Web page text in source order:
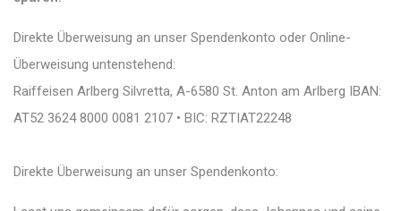
Direkte Überweisung an unser Spendenkonto oder Online-
Überweisung untenstehend:
Raiffeisen Arlberg Silvretta, A-6580 St. Anton am Arlberg IBAN:
AT52 3624 8000 0081 2107 • BIC: RZTIAT22248
Direkte Überweisung an unser Spendenkonto: